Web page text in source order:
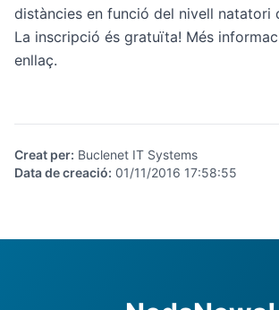
distàncies en funció del nivell natatori
La inscripció és gratuïta! Més
enllaç.
Creat per: Buclenet IT Systems
Data de creació: 01/11/2016 17:58:55